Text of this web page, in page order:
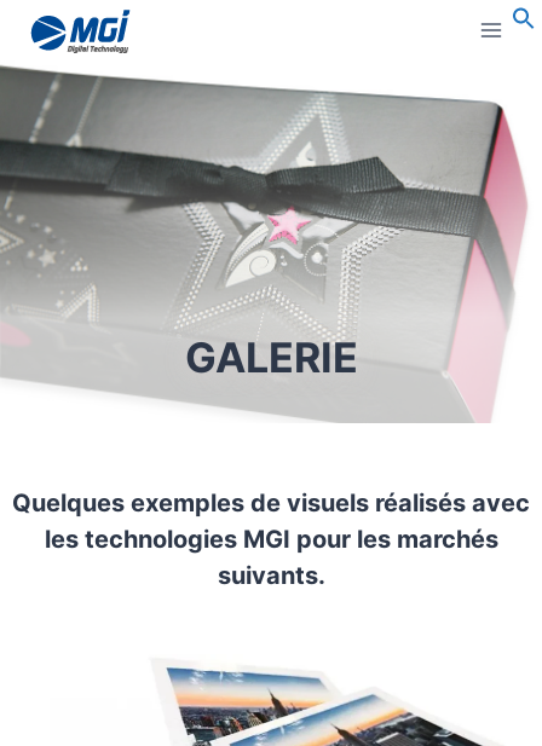
Aller
contenu
GALERIE
Quelques exemples de visuels réalisés avec
les technologies MGI pour les marchés
suivants.